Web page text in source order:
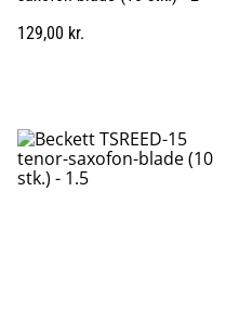
129,00 kr.